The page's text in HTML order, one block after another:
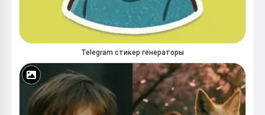
Telegram стикер генераторы
ертегілер айтамын 🌟
Ертегіні оқу
Сервисті пайдалануды бастау арқылы сіз мынаны